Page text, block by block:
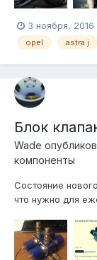
3 ноября, 2016
opel astra j
Блок
Wade
компоненты
Состояние
что нужно для